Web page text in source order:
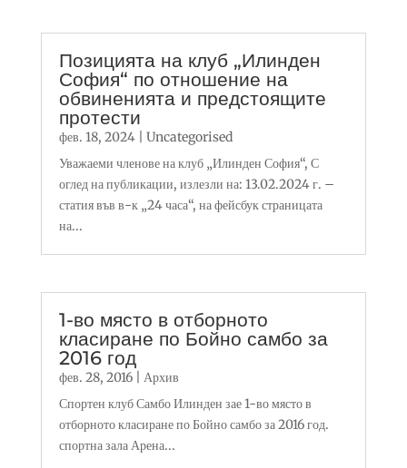
Позицията на клуб „Илинден
София“ по отношение на
обвиненията и предстоящите
протести
фев. 18, 2024| Uncategorised
Уважаеми членове на клуб „Илинден София“, С
оглед на публикации, излезли на: 13.02.2024 г. –
статия във в-к „24 часа“, на фейсбук страницата
на...
1-во място в отборното
класиране по Бойно самбо за
2016 год
фев. 28, 2016| Архив
Спортен клуб Самбо Илинден зае 1-во място в
отборното класиране по Бойно самбо за 2016 год.
спортна зала Арена...